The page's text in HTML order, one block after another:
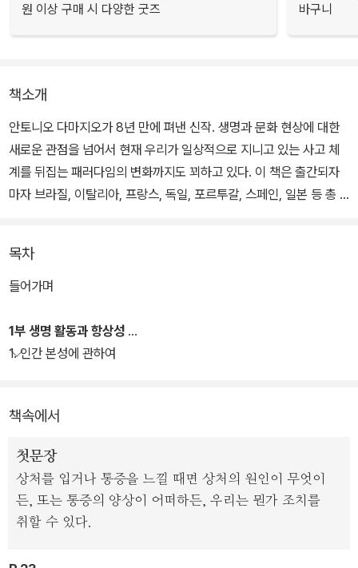
원 이상 구매 시 다양한 굿즈
바구니
책소개
안토니오 다마지오가 8년 만에 펴낸 신작. 생명과 문화 현상에 대한
새로운 관점을 넘어서 현재 우리가 일상적으로 지니고 있는 사고 체
계를 뒤집는 패러다임의 변화까지도 꾀하고 있다. 이 책은 출간되자
마자 브라질, 이탈리아, 프랑스, 독일, 포르투갈, 스페인, 일본 등 총 8
로 다뤄 화제의 책으로 보도되었다.
한 영향을 미친다는 그의 핵심 주장을 진화적 관점에서 논한다. 그는
생명의 탄생부터 인간 문명의 발달에 이르기까지 긴 진화적 과정 동
성The Strange order of things: life, feeling, and the making
는 전혀 다른 방법으로 진화해 현재에 이르렀다. 그리고 이것을 이해
하고자 하는 노력은 보다 나은 미래를 위해 우리가 고려해야 할 사고
방식과 맞닿아 있다.
목차
들어가며
1부 생명 활동과 항상성
1. 인간 본성에 관하여
책속에서
첫문장
상처를 입거나 통증을 느낄 때면 상처의 원인이 무엇이
든, 또는 통증의 양상이 어떠하든, 우리는 뭔가 조치를
취할 수 있다.